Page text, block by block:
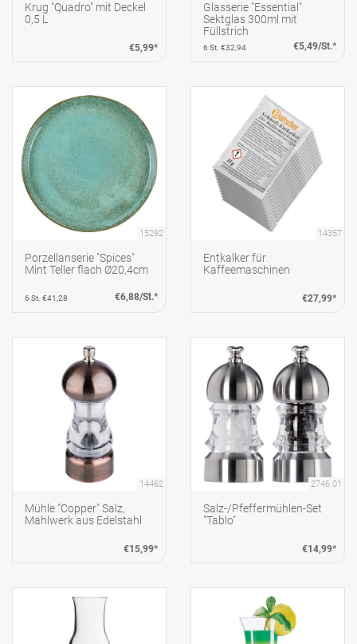
Krug "Quadro" mit Deckel
0,5 L
€5,99*
Glasserie "Essential"
Sektglas 300ml mit
Füllstrich
6 St. €32,94 €5,49/St.*
15292
Porzellanserie "Spices"
Mint Teller flach Ø20,4cm
6 St. €41,28 €6,88/St.*
14357
Entkalker für
Kaffeemaschinen
€27,99*
14462
Mühle "Copper" Salz,
Mahlwerk aus Edelstahl
€15,99*
2746.01
Salz-/Pfeffermühlen-Set
"Tablo"
€14,99*